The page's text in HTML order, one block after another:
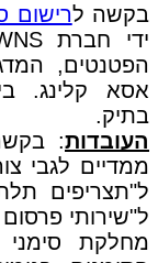
בקשה לרישום
הפטנטים,
בתיק.
העובדות:
ל"שירותי פרסום
מחלקת